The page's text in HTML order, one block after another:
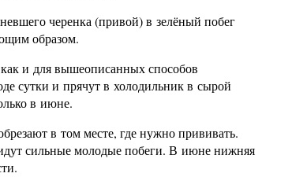
черенка (привой) в зелёный побег
образом.
и для вышеописанных способов
сутки и прячут в холодильник в сырой
в июне.
в том месте, где нужно прививать.
сильные молодые побеги. В июне нижняя